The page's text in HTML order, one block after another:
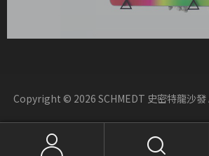
Copyright © 2026 SCHMEDT 史密特龍沙